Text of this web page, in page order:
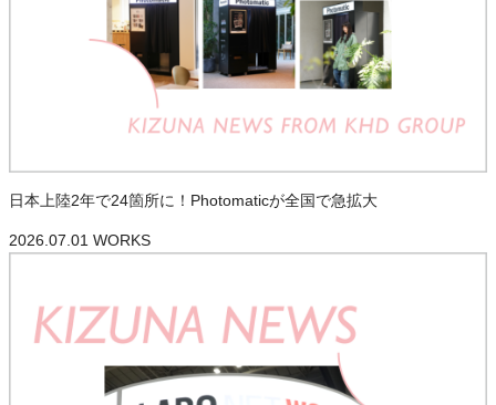
日本上陸2年で24箇所に！Photomaticが全国で急拡大
2026.07.01 WORKS